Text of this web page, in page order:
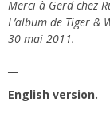
Merci à Gerd chez
L’album de Tiger &
30 mai 2011.
English version.